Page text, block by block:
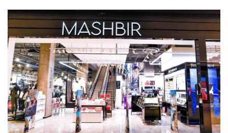
שיתופי
פעולה
דרושים
ניוזלטרים